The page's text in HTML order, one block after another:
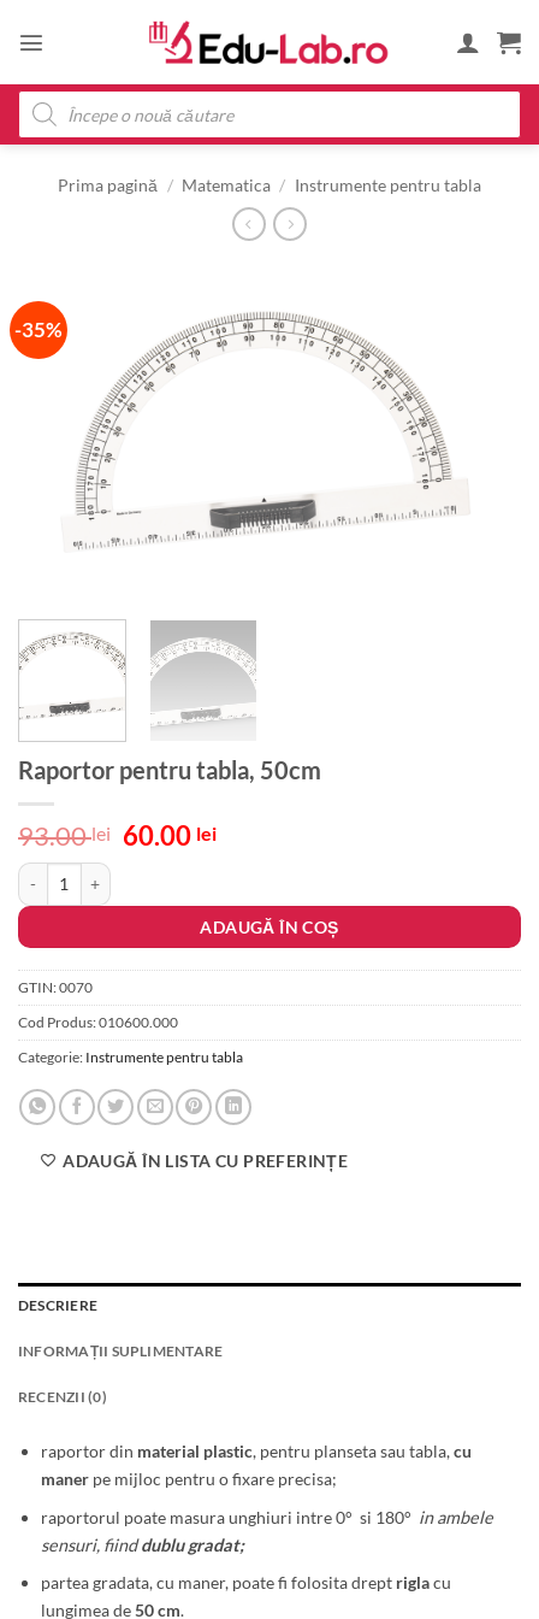
Products
search
Prima pagină / Matematica / Instrumente pentru tabla
-35%
Raportor pentru tabla, 50cm
93.00lei
Prețul
fost:
93.00 lei.
60.00 leiPrețul
60.00 lei.
Cantitate Raportor pentru tabla, 50cm
ADAUGĂ ÎN COȘ
GTIN:0070
Cod Produs:010600.000
Categorie: Instrumente pentru tabla
ADAUGĂ ÎN LISTA CU PREFERINȚE
DESCRIERE
INFORMAȚII SUPLIMENTARE
RECENZII (0)
raportor din material plastic, pentru planseta sau tabla,cu
manerpe mijloc pentru o fixare precisa;
raportorul poate masura unghiuri intre 0° si 180° in ambele
sensuri, fiinddublu gradat;
partea gradata, cu maner, poate fi folosita dreptriglacu
lungimea de50 cm.